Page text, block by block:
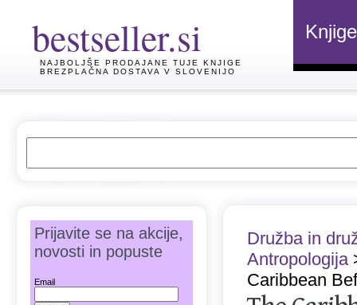
bestseller.si
NAJBOLJŠE PRODAJANE TUJE KNJIGE
BREZPLAČNA DOSTAVA V SLOVENIJO
Knjige
Družba in
Antropologija
Caribbean
Prijavite se na akcije,
novosti in popuste
Email